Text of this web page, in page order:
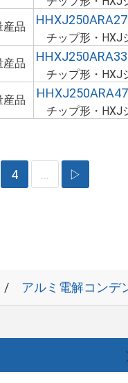
産品
チップ形・HXJ
産品
チップ形・HXJ
産品
チップ形・HXJ
4 … ▷
アルミ電解コンデ